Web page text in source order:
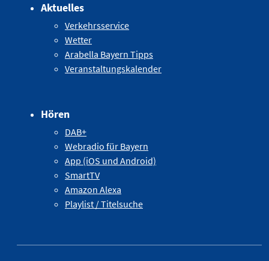
Aktuelles
Verkehrsservice
Wetter
Arabella Bayern Tipps
Veranstaltungskalender
Hören
DAB+
Webradio für Bayern
App (iOS und Android)
SmartTV
Amazon Alexa
Playlist / Titelsuche